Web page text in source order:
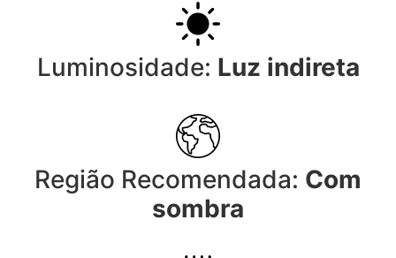
Luminosidade: Luz indireta
Região Recomendada: Com
sombra